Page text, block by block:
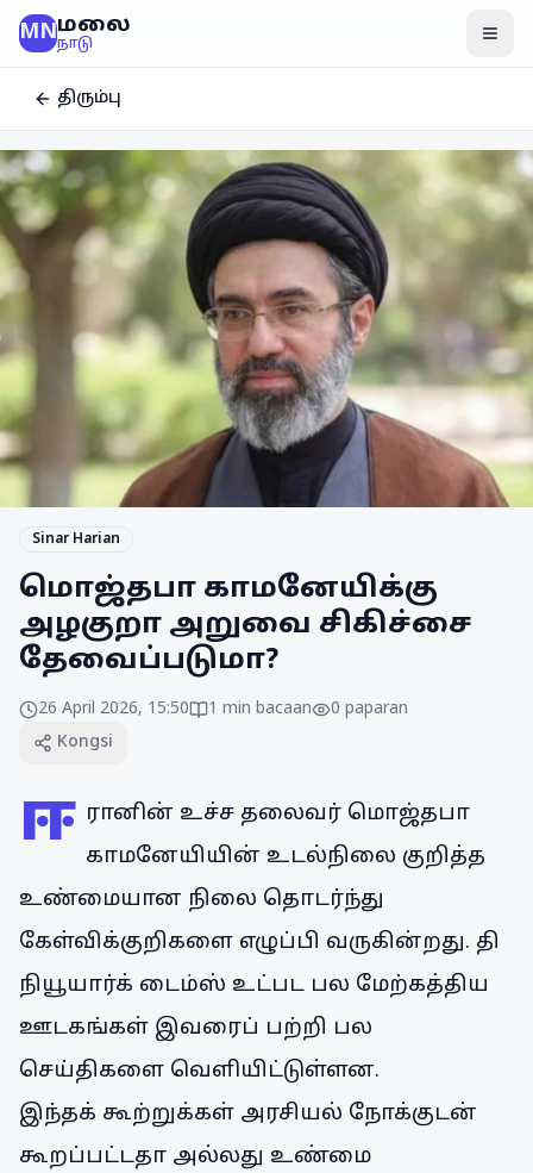
MNமலை
நாடு
திரும்பு
Sinar Harian
மொஜ்தபா காமனேயிக்கு
அழகுறா அறுவை சிகிச்சை
தேவைப்படுமா?
26 April 2026, 15:50 1 min bacaan 0 paparan
Kongsi
ஈ ரானின் உச்ச தலைவர் மொஜ்தபா
காமனேயியின் உடல்நிலை குறித்த
உண்மையான நிலை தொடர்ந்து
கேள்விக்குறிகளை எழுப்பி வருகின்றது. தி
நியூயார்க் டைம்ஸ் உட்பட பல மேற்கத்திய
ஊடகங்கள் இவரைப் பற்றி பல
செய்திகளை வெளியிட்டுள்ளன.
இந்தக் கூற்றுக்கள் அரசியல் நோக்குடன்
கூறப்பட்டதா அல்லது உண்மை